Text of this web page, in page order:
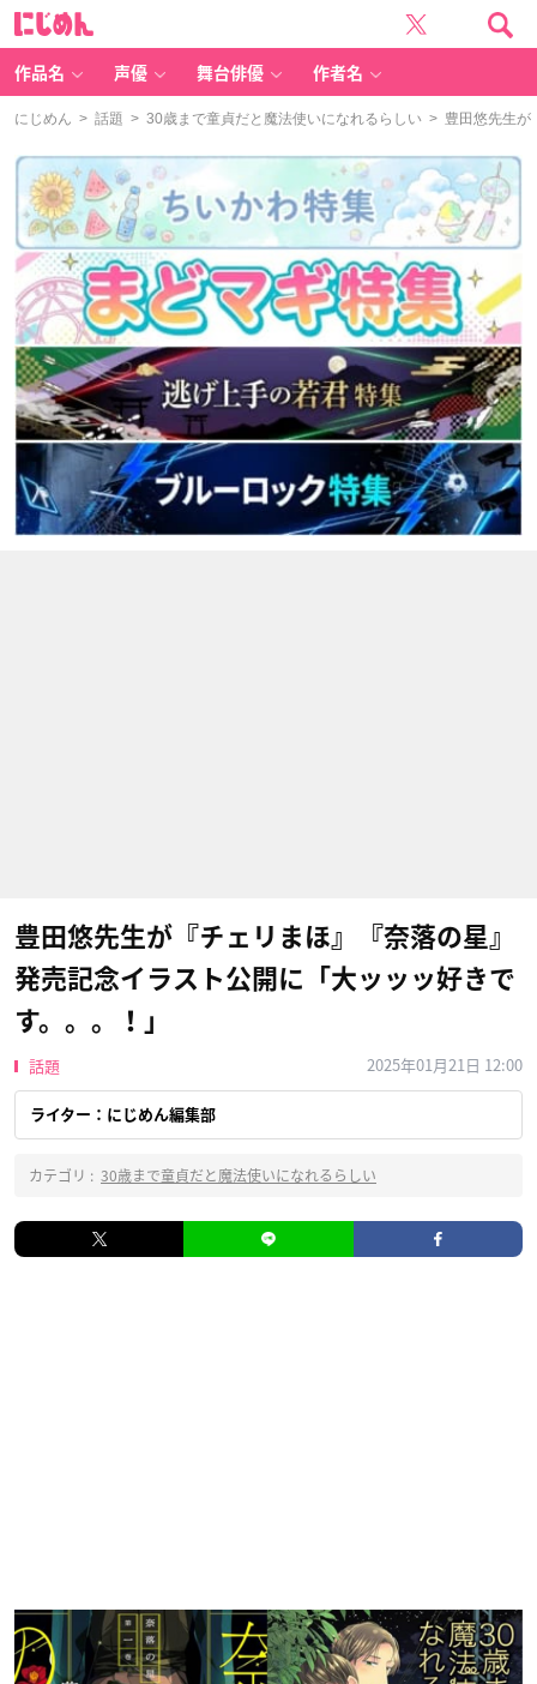
作品名 声優 舞台俳優 作者名
にじめん > 話題 > 30歳まで童貞だと魔法使いになれるらしい > 豊田悠先生が
豊田悠先生が『チェリまほ』『奈落の星』
発売記念イラスト公開に「大ッッッ好きで
す。。。！」
話題 2025年01月21日 12:00
ライター：にじめん編集部
カテゴリ : 30歳まで童貞だと魔法使いになれるらしい